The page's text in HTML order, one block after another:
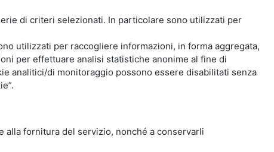
di criteri selezionati. In particolare sono utilizzati per
utilizzati per raccogliere informazioni, in forma aggregata,
per effettuare analisi statistiche anonime al fine di
analitici/di monitoraggio possono essere disabilitati senza
alla fornitura del servizio, nonché a conservarli